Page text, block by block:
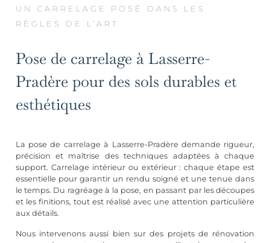
UN CARRELAGE POSÉ DANS LES
RÈGLES DE L’ART
Pose de carrelage à Lasserre-
Pradère pour des sols durables et
esthétiques
La pose de carrelage à Lasserre-Pradère demande rigueur,
précision et maîtrise des techniques adaptées à chaque
support. Carrelage intérieur ou extérieur : chaque étape est
essentielle pour garantir un rendu soigné et une tenue dans
le temps. Du ragréage à la pose, en passant par les découpes
et les finitions, tout est réalisé avec une attention particulière
aux détails.
Nous intervenons aussi bien sur des projets de rénovation